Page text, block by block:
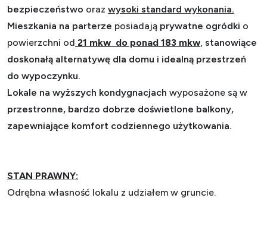
bezpieczeństwo oraz wysoki standard wykonania.
Mieszkania na parterze posiadają prywatne ogródki o
powierzchni od 21 mkw do ponad 183 mkw stanowiące
doskonałą alternatywę dla domu i idealną przestrzeń
do wypoczynku.
Lokale na wyższych kondygnacjach wyposażone są w
przestronne, bardzo dobrze doświetlone balkony,
zapewniające komfort codziennego użytkowania.
STAN PRAWNY:
Odrębna własność lokalu z udziałem w gruncie.